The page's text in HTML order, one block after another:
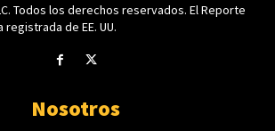
Todos los derechos reservados. El Reporte
registrada de EE. UU.
Nosotros